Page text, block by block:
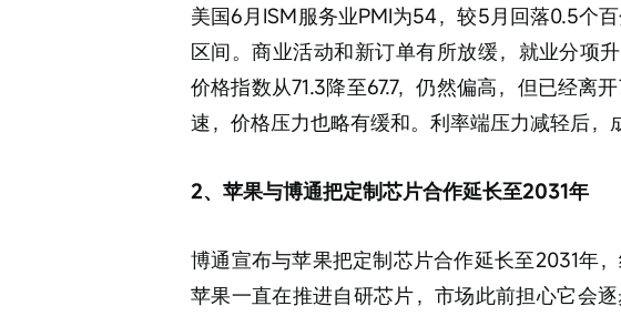
美国6月ISM服务业PMI为54，较5月回落0.5个
区间。商业活动和新订单有所放缓，就业分项
价格指数从71.3降至67.7，仍然偏高，但已经离
速，价格压力也略有缓和。利率端压力减轻后，
2、苹果与博通把定制芯片合作延长至2031年
博通宣布与苹果把定制芯片合作延长至2031年
苹果一直在推进自研芯片，市场此前担心它会